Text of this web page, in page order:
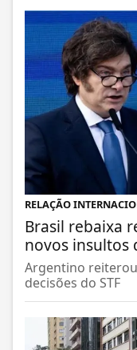
RELAÇÃO
Brasil rebaixa
novos insultos
Argentino
decisões do STF